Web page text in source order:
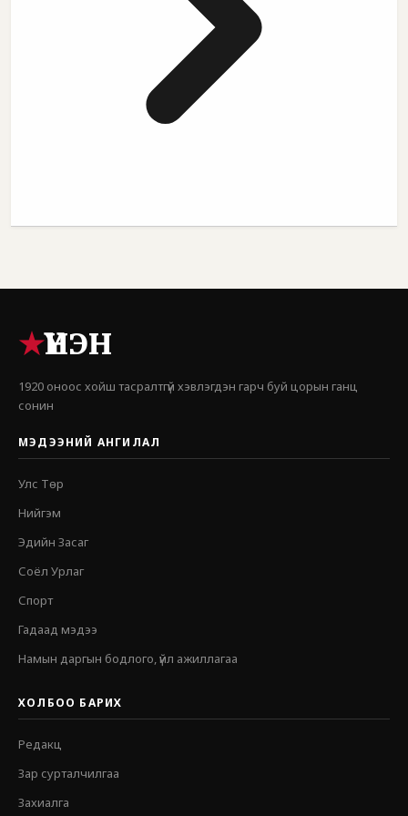
★ҮНЭН
1920 оноос хойш тасралтгүй хэвлэгдэн гарч буй цорын ганц
сонин
МЭДЭЭНИЙ АНГИЛАЛ
Улс Төр
Нийгэм
Эдийн Засаг
Соёл Урлаг
Спорт
Гадаад мэдээ
Намын даргын бодлого, үйл ажиллагаа
ХОЛБОО БАРИХ
Редакц
Зар сурталчилгаа
Захиалга